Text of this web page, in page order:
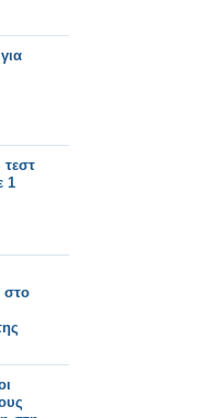
τεστ
1
στο